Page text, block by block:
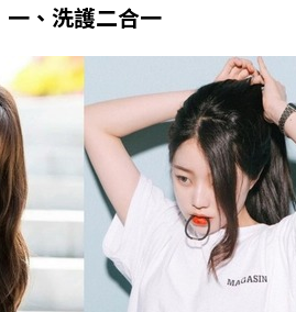
一、洗護二合一